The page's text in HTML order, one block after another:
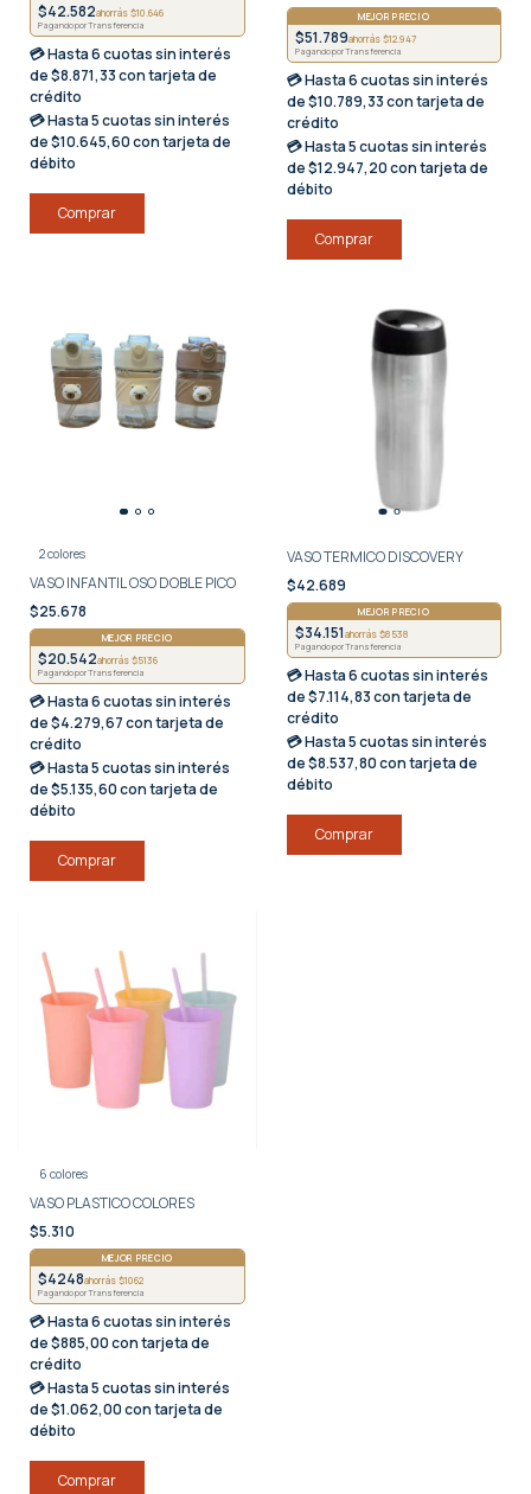
$42.582ahorrás $10.646
Pagando por Transferencia
💳 Hasta6 cuotas sin interés
de $8.871,33 con tarjeta de
crédito
💳 Hasta5 cuotas sin interés
de $10.645,60 con tarjeta de
débito
MEJOR PRECIO
$51.789ahorrás $12.947
Pagando por Transferencia
💳 Hasta6 cuotas sin interés
de $10.789,33 con tarjeta de
crédito
💳 Hasta5 cuotas sin interés
de $12.947,20 con tarjeta de
débito
Comprar
2 colores
VASO INFANTIL OSO DOBLE PICO
$25.678
MEJOR PRECIO
$20.542ahorrás $5136
Pagando por Transferencia
💳 Hasta6 cuotas sin interés
de $4.279,67 con tarjeta de
crédito
💳 Hasta5 cuotas sin interés
de $5.135,60 con tarjeta de
débito
Comprar
VASO TERMICO DISCOVERY
$42.689
MEJOR PRECIO
$34.151ahorrás $8538
Pagando por Transferencia
💳 Hasta6 cuotas sin interés
de $7.114,83 con tarjeta de
crédito
💳 Hasta5 cuotas sin interés
de $8.537,80 con tarjeta de
débito
6 colores
VASO PLASTICO COLORES
$5.310
MEJOR PRECIO
$4248ahorrás $1062
Pagando por Transferencia
💳 Hasta6 cuotas sin interés
de $885,00 con tarjeta de
crédito
💳 Hasta5 cuotas sin interés
de $1.062,00 con tarjeta de
débito
Comprar